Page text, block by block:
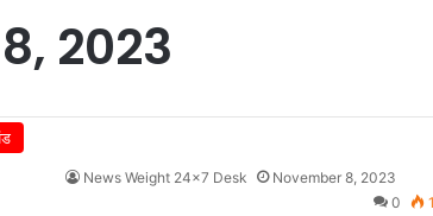
2023
News Weight 24x7 Desk
November 8, 2023
0